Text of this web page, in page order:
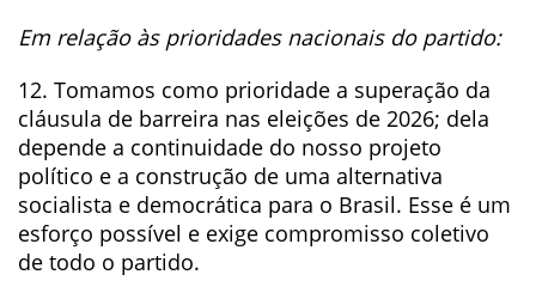
Em relação às prioridades nacionais do partido:
12. Tomamos como prioridade a superação da
cláusula de barreira nas eleições de 2026; dela
depende a continuidade do nosso projeto
político e a construção de uma alternativa
socialista e democrática para o Brasil. Esse é um
esforço possível e exige compromisso coletivo
de todo o partido.